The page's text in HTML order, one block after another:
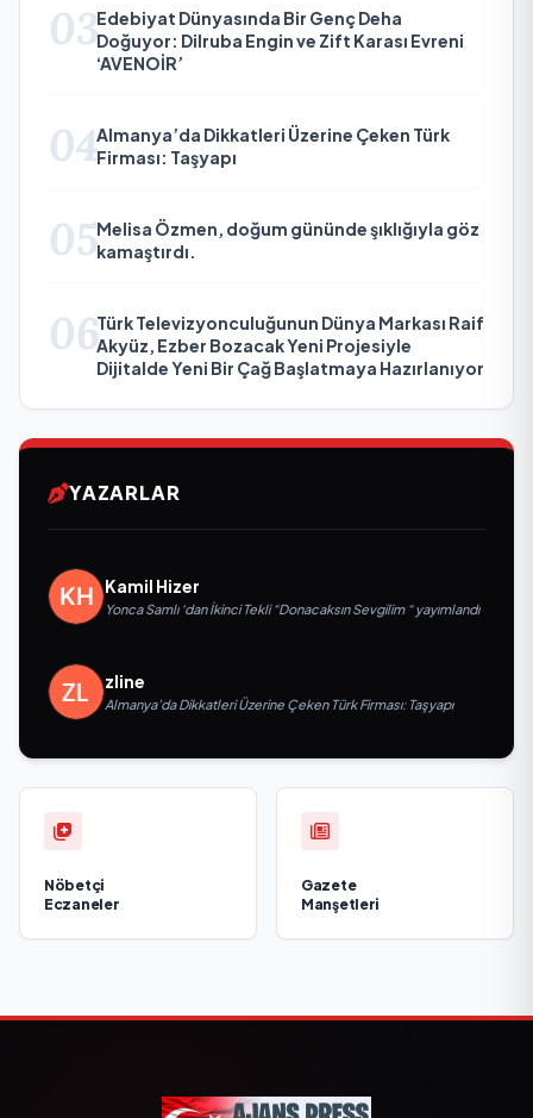
03Edebiyat Dünyasında Bir Genç Deha
Doğuyor: Dilruba Engin ve Zift Karası Evreni
‘AVENOİR’
04Almanya’da Dikkatleri Üzerine Çeken Türk
Firması: Taşyapı
05Melisa Özmen, doğum gününde şıklığıyla göz
kamaştırdı.
06Türk Televizyonculuğunun Dünya Markası Raif
Akyüz, Ezber Bozacak Yeni Projesiyle
Dijitalde Yeni Bir Çağ Başlatmaya Hazırlanıyor
YAZARLAR
Kamil Hizer
Yonca Samlı ‘dan İkinci Tekli “Donacaksın Sevgilim “ yayımlandı
zline
Almanya’da Dikkatleri Üzerine Çeken Türk Firması: Taşyapı
Nöbetçi
Eczaneler
Gazete
Manşetleri